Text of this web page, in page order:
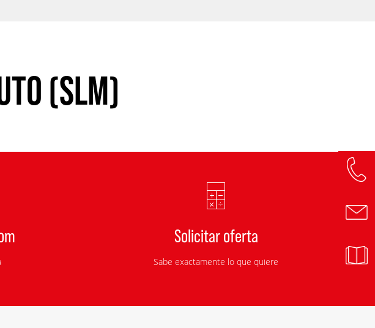
(SLM)
Solicitar oferta
Sabe exactamente lo que quiere